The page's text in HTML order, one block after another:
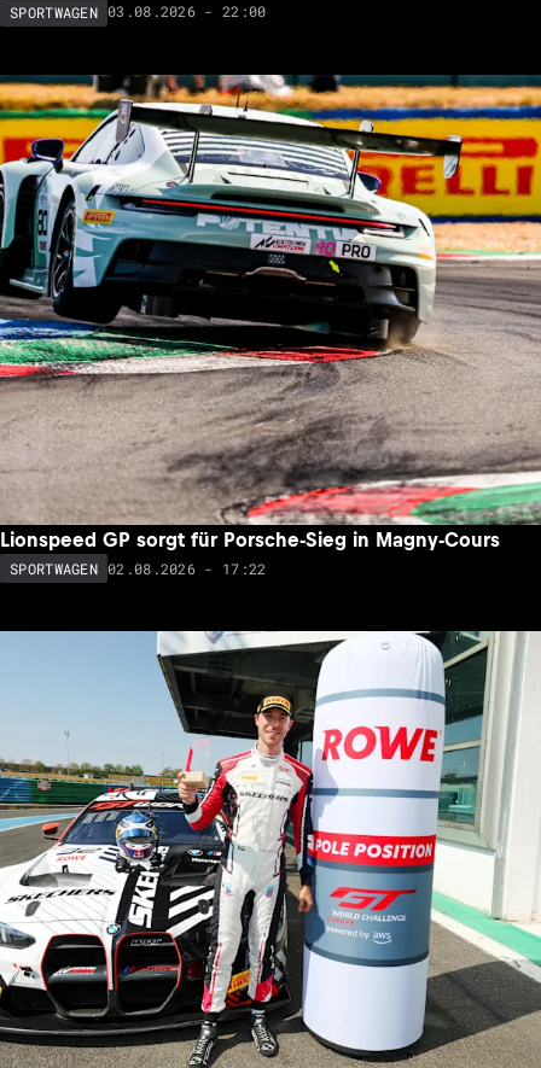
SPORTWAGEN 03.08.2026 - 22:00
Lionspeed GP sorgt für Porsche-Sieg in Magny-Cours
SPORTWAGEN 02.08.2026 - 17:22